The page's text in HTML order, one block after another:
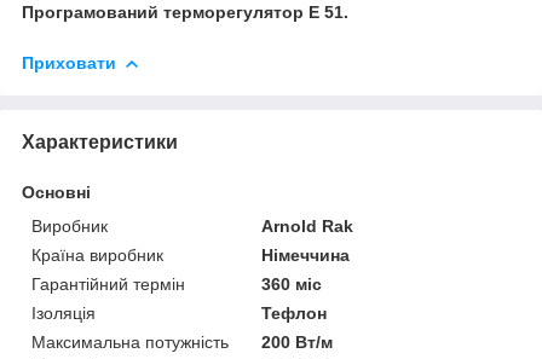
Програмований терморегулятор E 51.
Приховати
Характеристики
Основні
Виробник
Arnold Rak
Країна виробник
Німеччина
Гарантійний термін
360 міс
Ізоляція
Тефлон
Максимальна потужність
200 Вт/м